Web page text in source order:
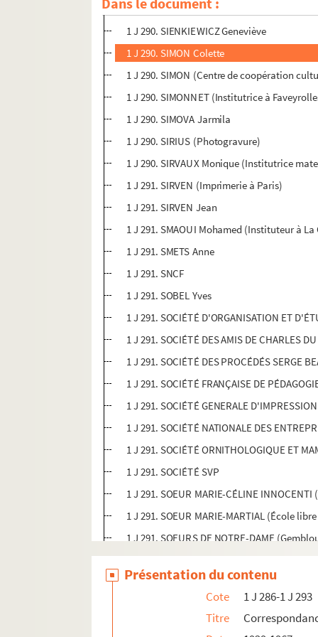
1 J 290. SIEBERTZ Victor (Directeur
1 J 290. SIENKIEWICZ Geneviève
1 J 290. SIMON Colette
1 J 290. SIMON (Centre de coopération
1 J 290. SIMONNET (Institutrice à
1 J 290. SIMOVA Jarmila
1 J 290. SIRIUS (Photogravure)
1 J 290. SIRVAUX Monique (Institutrice
1 J 291. SIRVEN (Imprimerie à Paris)
1 J 291. SIRVEN Jean
1 J 291. SMAOUI Mohamed (Instituteur à
1 J 291. SMETS Anne
1 J 291. SNCF
1 J 291. SOBEL Yves
1 J 291. SOCIÉTÉ D'ORGANISATION ET
1 J 291. SOCIÉTÉ DES AMIS DE CHARLES
1 J 291. SOCIÉTÉ DES PROCÉDÉS
1 J 291. SOCIÉTÉ FRANÇAISE DE
1 J 291. SOCIÉTÉ GENERALE
1 J 291. SOCIÉTÉ NATIONALE DES
1 J 291. SOCIÉTÉ ORNITHOLOGIQUE ET
1 J 291. SOCIÉTÉ SVP
1 J 291. SOEUR MARIE-CÉLINE
1 J 291. SOEUR MARIE-MARTIAL (École
1 J 291. SOEURS DE NOTRE-DAME
1 J 291. SOKAL François (Varsovie,
1 J 291. SOL
1 J 291. SOL LESSER PRODUCTIONS
1 J 291. SOLEILLANT Marguerite
Présentation du contenu
Cote
1 J 286-1 J 293
Titre